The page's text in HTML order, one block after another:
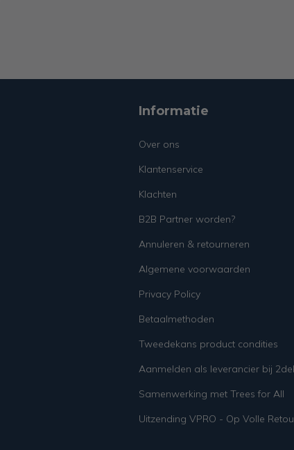
Informatie
Over ons
Klantenservice
Klachten
B2B Partner worden?
Annuleren & retourneren
Algemene voorwaarden
Privacy Policy
Betaalmethoden
Tweedekans product condities
Aanmelden als leverancier bij
Samenwerking met Trees for All
Uitzending VPRO - Op Volle